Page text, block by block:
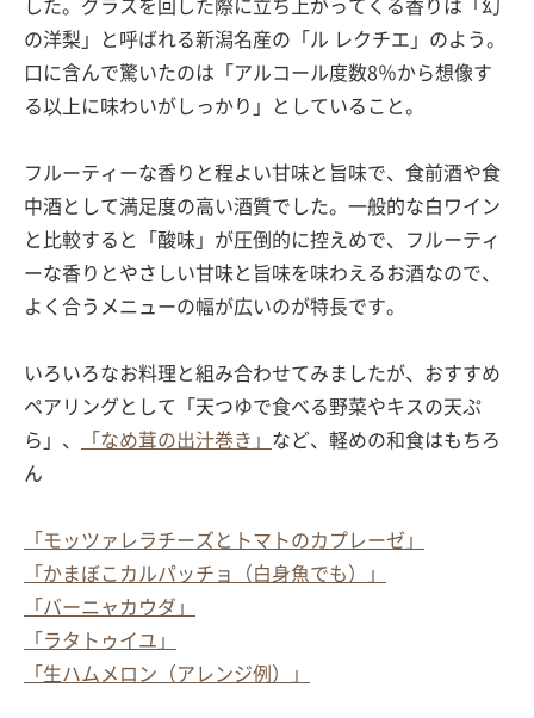
した。グラスを回した際に立ち上がってくる香りは「幻
の洋梨」と呼ばれる新潟名産の「ル レクチエ」のよう。
口に含んで驚いたのは「アルコール度数8％から想像す
る以上に味わいがしっかり」としていること。
フルーティーな香りと程よい甘味と旨味で、食前酒や食
中酒として満足度の高い酒質でした。一般的な白ワイン
と比較すると「酸味」が圧倒的に控えめで、フルーティ
ーな香りとやさしい甘味と旨味を味わえるお酒なので、
よく合うメニューの幅が広いのが特長です。
いろいろなお料理と組み合わせてみましたが、おすすめ
ペアリングとして「天つゆで食べる野菜やキスの天ぷ
ら」、
「なめ茸の出汁巻き」 など、軽めの和食はもちろ
ん
「モッツァレラチーズとトマトのカプレーゼ」
「かまぼこカルパッチョ（白身魚でも）」
「バーニャカウダ」
「ラタトゥイユ」
「生ハムメロン（アレンジ例）」